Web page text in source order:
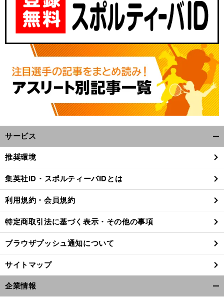
前
サービス
閉
る
推奨環境
集英社ID・スポルティーバIDとは
利用規約・会員規約
特定商取引法に基づく表示・その他の事項
ブラウザプッシュ通知について
サイトマップ
企業情報